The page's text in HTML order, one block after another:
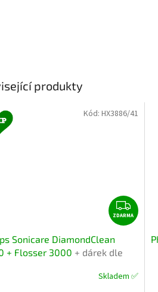
produkty
Z
D
A
ZDARMA
Sonicare DiamondClean
+ Flosser 3000 + dárek dle
Skladem ✅
Kód: HX3886/41